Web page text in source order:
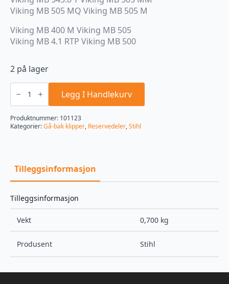
Viking MB 505 MQ Viking MB 505 M
Viking MB 400 M Viking MB 505
Viking MB 4.1 RTP Viking MB 500
2 på lager
Kniv
holder
/
Viking
61187025001
antall
Legg I Handlekurv
Produktnummer: 101123
Kategorier:Gå-bak klipper, Reservedeler,Stihl
Tilleggsinformasjon
Tilleggsinformasjon
Vekt 0,700 kg
Produsent Stihl